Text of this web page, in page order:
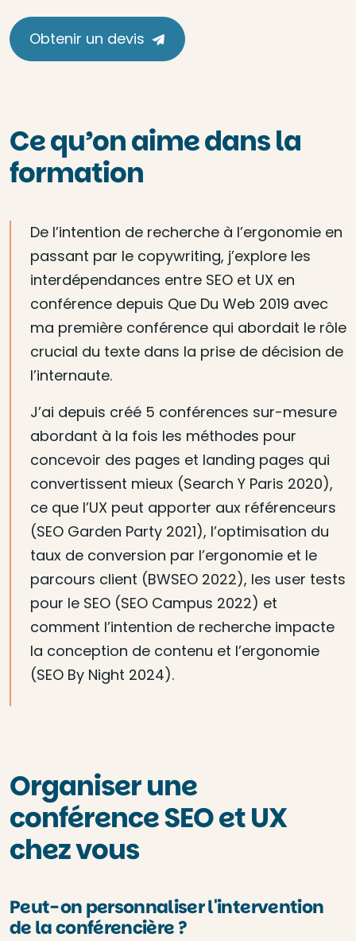
Obtenir un devis
Ce qu’on aime dans la
formation
De l’intention de recherche à l’ergonomie en
passant par le copywriting, j’explore les
interdépendances entre SEO et UX en
conférence depuis Que Du Web 2019 avec
ma première conférence qui abordait le rôle
crucial du texte dans la prise de décision de
l’internaute.
J’ai depuis créé 5 conférences sur-mesure
abordant à la fois les méthodes pour
concevoir des pages et landing pages qui
convertissent mieux (Search Y Paris 2020),
ce que l’UX peut apporter aux référenceurs
(SEO Garden Party 2021), l’optimisation du
taux de conversion par l’ergonomie et le
parcours client (BWSEO 2022), les user tests
pour le SEO (SEO Campus 2022) et
comment l’intention de recherche impacte
la conception de contenu et l’ergonomie
(SEO By Night 2024).
Organiser une
conférence SEO et UX
chez vous
Peut-on personnaliser l'intervention
de la conférencière ?